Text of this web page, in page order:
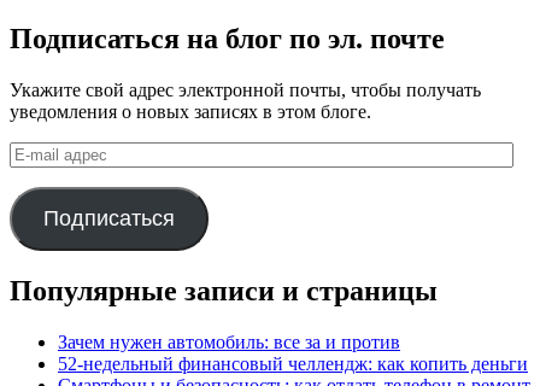
Подписаться на блог по эл. почте
Укажите свой адрес электронной почты, чтобы получать
уведомления о новых записях в этом блоге.
E-
mail
адрес
Подписаться
Популярные записи и страницы
Зачем нужен автомобиль: все за и против
52-недельный финансовый челлендж: как копить деньги